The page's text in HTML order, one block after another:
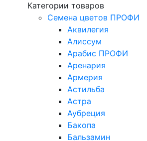
Категории товаров
Cемена цветов ПРОФИ
Аквилегия
Алиссум
Арабис ПРОФИ
Аренария
Армерия
Астильба
Астра
Аубреция
Бакопа
Бальзамин